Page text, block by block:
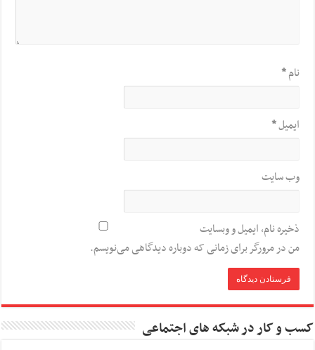
نام*
ایمیل*
وب‌ سایت
ذخیره نام، ایمیل و وبسایت
من در مرورگر برای زمانی که دوباره دیدگاهی می‌نویسم.
کسب و کار در شبکه های اجتماعی